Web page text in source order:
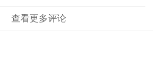
查看更多评论